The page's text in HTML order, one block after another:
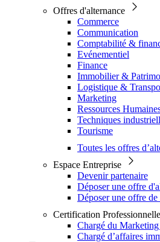
Offres d'alternance
Commerce
Communication
Comptabilité &
Evénementiel
Finance
Immobilier &
Logistique &
Marketing
Ressources
Techniques
Tourisme
Toutes les offres
Espace Entreprise
Devenir partenaire
Déposer une offre
Déposer une offre de
Certification Professionnelle
Chargé du
Chargé d’affaires